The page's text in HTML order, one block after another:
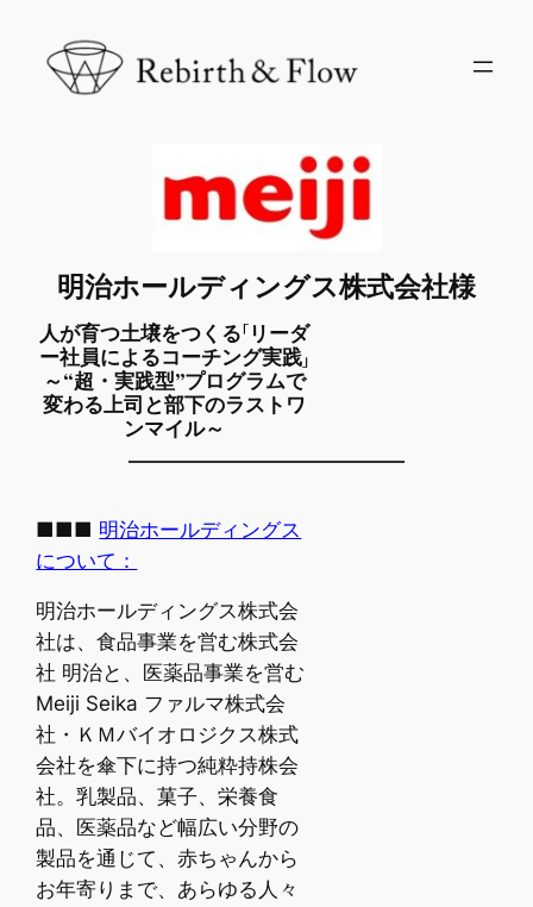
明治ホールディングス株式会社様
人が育つ土壌をつくる「リーダ
ー社員によるコーチング実践」
～“超・実践型”プログラムで
変わる上司と部下のラストワ
ンマイル～
■■■ 明治ホールディングス
について：
明治ホールディングス株式会
社は、食品事業を営む株式会
社 明治と、医薬品事業を営む
Meiji Seika ファルマ株式会
社・ＫＭバイオロジクス株式
会社を傘下に持つ純粋持株会
社。乳製品、菓子、栄養食
品、医薬品など幅広い分野の
製品を通じて、赤ちゃんから
お年寄りまで、あらゆる人々